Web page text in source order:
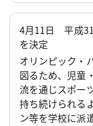
4月11日 平成
を決定
オリンピック・
図るため、児童
流を通じスポー
持ち続けられる
ン等を学校に派